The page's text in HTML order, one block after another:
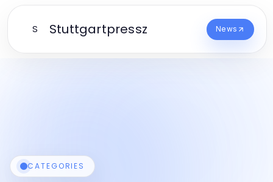
S Stuttgartpressz News
CATEGORIES